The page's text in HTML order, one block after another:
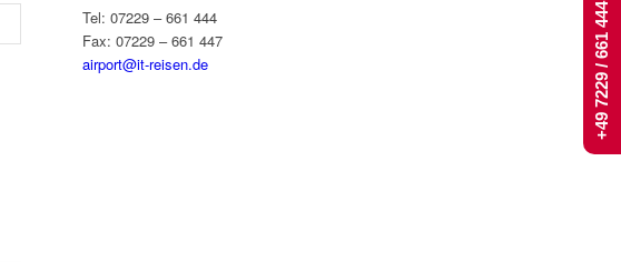
Tel: 07229 – 661 444
Fax: 07229 – 661 447
airport@it-reisen.de
+49 7229 / 661 444